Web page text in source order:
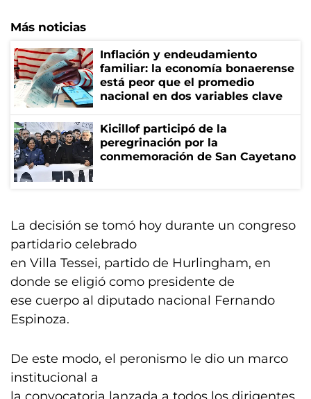
Más noticias
Inflación y endeudamiento
familiar: la economía bonaerense
está peor que el promedio
nacional en dos variables clave
Kicillof participó de la
peregrinación por la
conmemoración de San Cayetano
La decisión se tomó hoy durante un congreso
partidario celebrado
en Villa Tessei, partido de Hurlingham, en
donde se eligió como presidente de
ese cuerpo al diputado nacional Fernando
Espinoza.
De este modo, el peronismo le dio un marco
institucional a